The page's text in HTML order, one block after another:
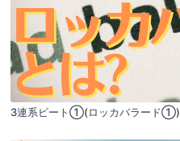
3連系ビート①(ロッカバラード①)